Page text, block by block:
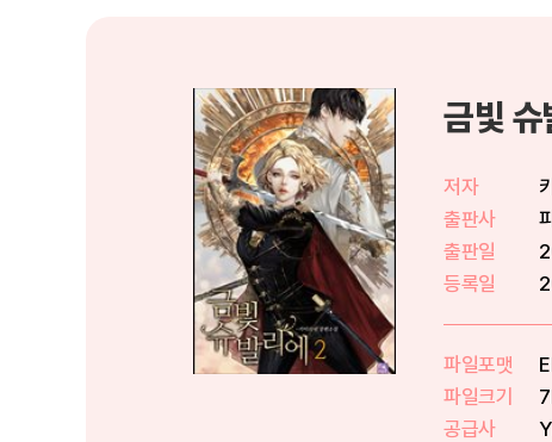
금빛
저자
출판사
출판일
등록일
파일포맷
파일크기
공급사